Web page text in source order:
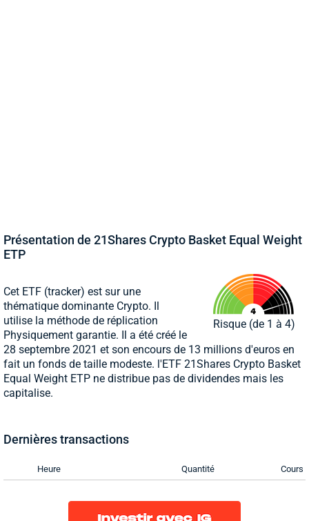
Présentation de 21Shares Crypto Basket Equal Weight
ETP
Risque (de 1 à 4)
Cet ETF (tracker) est sur une
thématique dominante Crypto. Il
utilise la méthode de réplication
Physiquement garantie. Il a été créé le
28 septembre 2021 et son encours de 13 millions d'euros en
fait un fonds de taille modeste. l'ETF 21Shares Crypto Basket
Equal Weight ETP ne distribue pas de dividendes mais les
capitalise.
Dernières transactions
Heure Quantité Cours